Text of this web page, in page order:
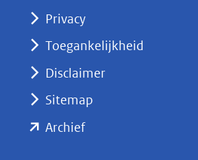
nieuw
naar
Privacy
Toegankelijkheid
Disclaimer
Sitemap
Archief(opent